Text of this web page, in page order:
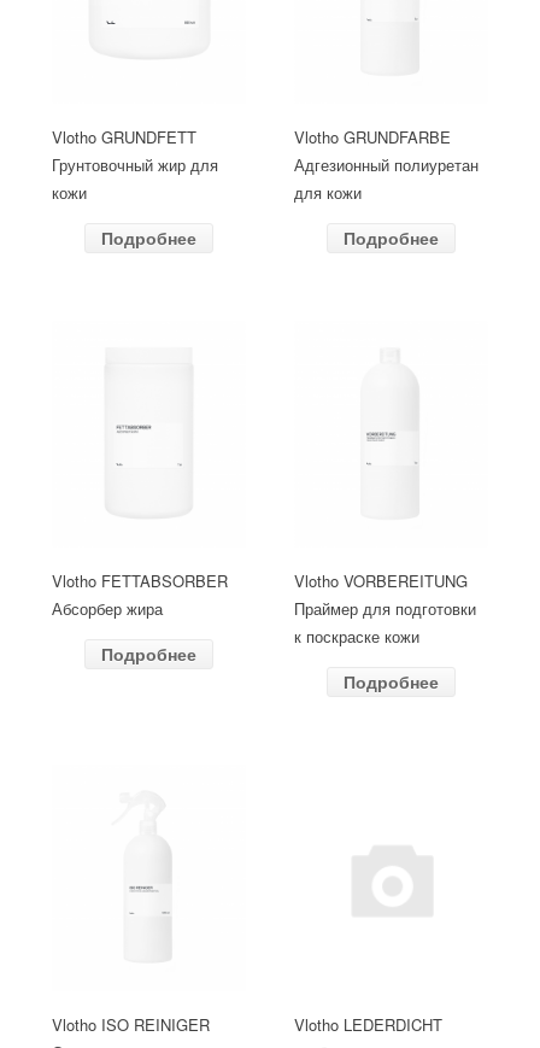
Vlotho GRUNDFETT
Грунтовочный жир для
кожи
Подробнее
Vlotho GRUNDFARBE
Адгезионный полиуретан
для кожи
Подробнее
Vlotho FETTABSORBER
Абсорбер жира
Подробнее
Vlotho VORBEREITUNG
Праймер для подготовки
к поскраске кожи
Подробнее
Vlotho ISO REINIGER
Vlotho LEDERDICHT